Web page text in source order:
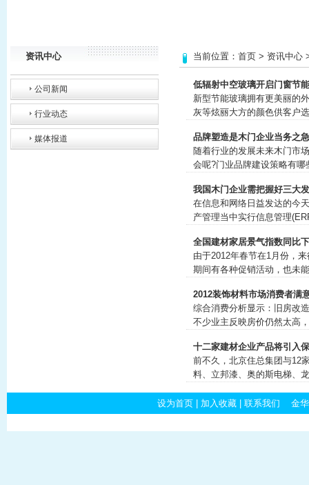
资讯中心
公司新闻
行业动态
媒体报道
当前位置： 首页 > 资讯中心
低辐射中空玻璃开启门窗节
新型节能玻璃拥有更美丽的
灰等炫丽大方的颜色供客户
品牌塑造是木门企业当务之急
随着行业的发展未来木门市
会呢?门业品牌建设策略有
我国木门企业需把握好三大
在信息和网络日益发达的今
产管理当中实行信息管理
全国建材家居景气指数同比
由于2012年春节在1月份，
期间有各种促销活动，也未
2012装饰材料市场消费者满
综合消费分析显示：旧房改
不少业主反映房价仍然太高
十二家建材企业产品将引入
前不久，北京住总集团与12
料、立邦漆、奥的斯电梯、
设为首页 加入收藏 联系我们 金